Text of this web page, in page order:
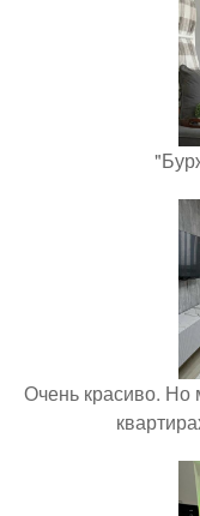
Очень красиво. Но